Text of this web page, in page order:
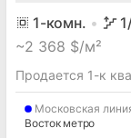
1-комн. 1
~2 368 $/м²
Продается 1-к
Московская
Восток метро